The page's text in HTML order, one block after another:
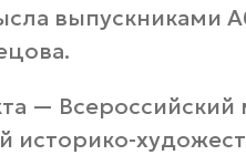
выпускниками
— Всероссийский
историко-